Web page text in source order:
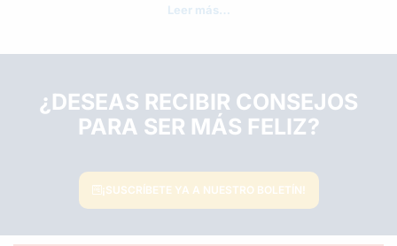
Leer más…
¿DESEAS RECIBIR CONSEJOS
PARA SER MÁS FELIZ?
¡SUSCRÍBETE YA A NUESTRO BOLETÍN!